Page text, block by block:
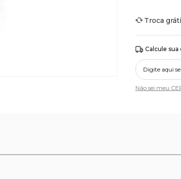
Troca
Calcule
Não sei meu